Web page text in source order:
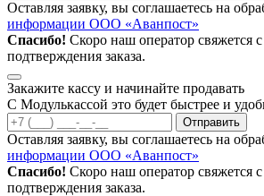
Оставляя заявку, вы соглашаетесь на
информации ООО «Аванпост»
Спасибо! Скоро наш оператор свяжется
подтверждения заказа.
Закажите кассу и начинайте продавать
С Модулькассой это будет быстрее и
Отправить
Оставляя заявку, вы соглашаетесь на
информации ООО «Аванпост»
Спасибо! Скоро наш оператор свяжется
подтверждения заказа.